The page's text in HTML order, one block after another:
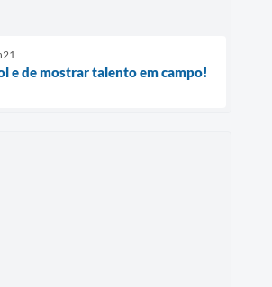
e de mostrar talento em campo!